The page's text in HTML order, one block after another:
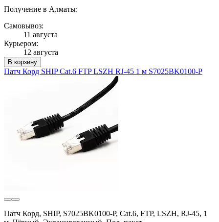
Получение в Алматы:
Самовывоз:
11 августа
Курьером:
12 августа
В корзину
Патч Корд SHIP Cat.6 FTP LSZH RJ-45 1 м S7025BK0100-P
Патч Корд, SHIP, S7025BK0100-P, Cat.6, FTP, LSZH, RJ-45, 1